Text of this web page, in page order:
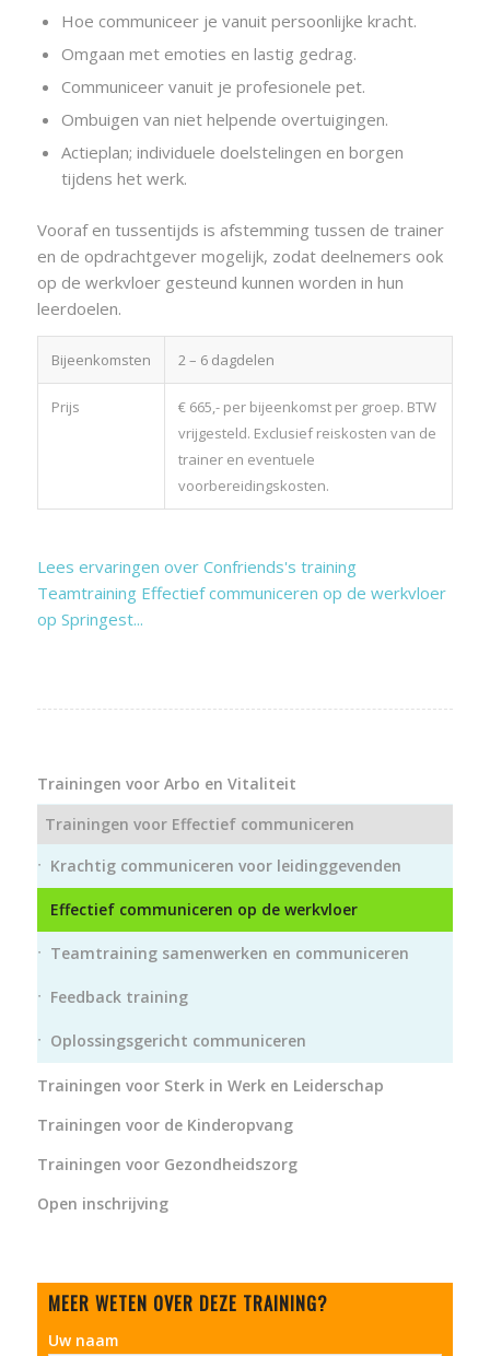
Hoe communiceer je vanuit persoonlijke kracht.
Omgaan met emoties en lastig gedrag.
Communiceer vanuit je profesionele pet.
Ombuigen van niet helpende overtuigingen.
Actieplan; individuele doelstelingen en borgen
tijdens het werk.
Vooraf en tussentijds is afstemming tussen de trainer
en de opdrachtgever mogelijk, zodat deelnemers ook
op de werkvloer gesteund kunnen worden in hun
leerdoelen.
Bijeenkomsten 2 – 6 dagdelen
Prijs
€ 665,- per bijeenkomst per groep. BTW
vrijgesteld. Exclusief reiskosten van de
trainer en eventuele
voorbereidingskosten.
Lees ervaringen over Confriends's training
Teamtraining Effectief communiceren op de werkvloer
op Springest...
Trainingen voor Arbo en Vitaliteit
Trainingen voor Effectief communiceren
Krachtig communiceren voor leidinggevenden
Effectief communiceren op de werkvloer
Teamtraining samenwerken en communiceren
Feedback training
Oplossingsgericht communiceren
Trainingen voor Sterk in Werk en Leiderschap
Trainingen voor de Kinderopvang
Trainingen voor Gezondheidszorg
Open inschrijving
MEER WETEN OVER DEZE TRAINING?
Uw naam